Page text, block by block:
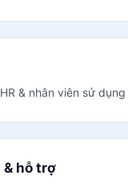
& nhân viên sử
& hỗ trợ